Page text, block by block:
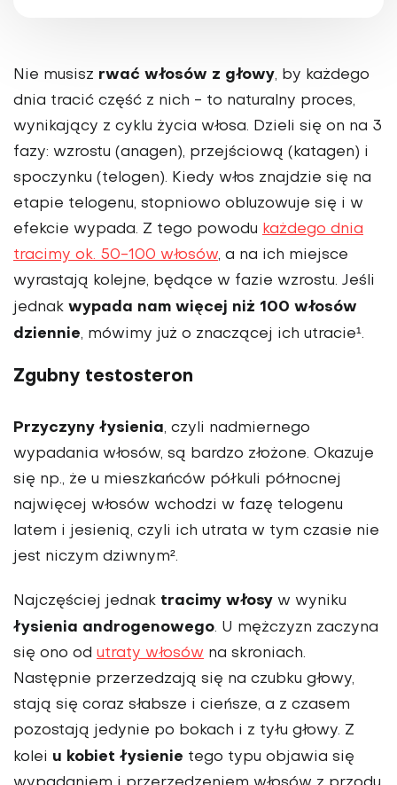
Nie musisz rwać włosów z głowy, by każdego
dnia tracić część z nich - to naturalny proces,
wynikający z cyklu życia włosa. Dzieli się on na 3
fazy: wzrostu (anagen), przejściową (katagen) i
spoczynku (telogen). Kiedy włos znajdzie się na
etapie telogenu, stopniowo obluzowuje się i w
efekcie wypada. Z tego powodu każdego dnia
tracimy ok. 50-100 włosów, a na ich miejsce
wyrastają kolejne, będące w fazie wzrostu. Jeśli
jednak wypada nam więcej niż 100 włosów
dziennie, mówimy już o znaczącej ich utracie¹.
Zgubny testosteron
Przyczyny łysienia, czyli nadmiernego
wypadania włosów, są bardzo złożone. Okazuje
się np., że u mieszkańców półkuli północnej
najwięcej włosów wchodzi w fazę telogenu
latem i jesienią, czyli ich utrata w tym czasie nie
jest niczym dziwnym².
Najczęściej jednak tracimy włosy w wyniku
łysienia androgenowego. U mężczyzn zaczyna
się ono od utraty włosów na skroniach.
Następnie przerzedzają się na czubku głowy,
stają się coraz słabsze i cieńsze, a z czasem
pozostają jedynie po bokach i z tyłu głowy. Z
kolei u kobiet łysienie tego typu objawia się